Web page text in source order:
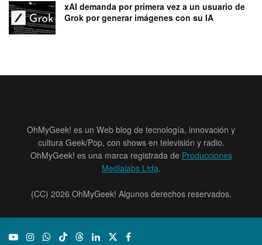
xAI demanda por primera vez a un usuario de
Grok por generar imágenes con su IA
OhMyGeek! es un Web blog de tecnología, innovación y
cultura Geek/Pop, con shows en televisión y radio.
OhMyGeek! es una marca registrada de Producciones
Medialabs Ltda.
(CC) 2026 OhMyGeek! Algunos derechos reservados.